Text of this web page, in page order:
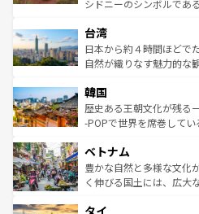
情報は
人々、おいしいローカル
ク、伝統的なフラダンス
っている。訪れるたびに
はコンテンツ一覧
シドニーのシンボルであ
リアリーフや大陸中央部
ク）、タスマニアの美し
ど、見どころがたくさん
いる。アクティビティも
ビング、ハイキングなど
い。オーストラリアの多
参照してほしい。
台湾
日本から約４時間ほどで
自然が織りなす魅力的な
ン）、静ひつな山岳地帯
と山間の静けさが共存し
驚きをもたらしてくれる
容にもいいと評判のスイ
が味わえる。 なお
照してほしい。
韓国
歴史ある王朝文化が残る
-POPで世界を席巻して
き、地方に足を延ばせば
できる。そして、キムチ
まで、さまざまな韓国料
リティに包まれながら、
ベトナム
豊かな自然と多様な文化
く伸びる国土には、広大
急速な発展と共に伝統が
タイ